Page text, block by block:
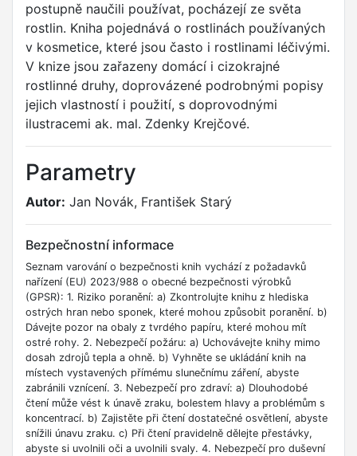
postupně naučili používat, pocházejí ze světa
rostlin. Kniha pojednává o rostlinách používaných
v kosmetice, které jsou často i rostlinami léčivými.
V knize jsou zařazeny domácí i cizokrajné
rostlinné druhy, doprovázené podrobnými popisy
jejich vlastností i použití, s doprovodnými
ilustracemi ak. mal. Zdenky Krejčové.
Parametry
Autor: Jan Novák, František Starý
Bezpečnostní informace
Seznam varování o bezpečnosti knih vychází z požadavků
nařízení (EU) 2023/988 o obecné bezpečnosti výrobků
(GPSR): 1. Riziko poranění: a) Zkontrolujte knihu z hlediska
ostrých hran nebo sponek, které mohou způsobit poranění. b)
Dávejte pozor na obaly z tvrdého papíru, které mohou mít
ostré rohy. 2. Nebezpečí požáru: a) Uchovávejte knihy mimo
dosah zdrojů tepla a ohně. b) Vyhněte se ukládání knih na
místech vystavených přímému slunečnímu záření, abyste
zabránili vznícení. 3. Nebezpečí pro zdraví: a) Dlouhodobé
čtení může vést k únavě zraku, bolestem hlavy a problémům s
koncentrací. b) Zajistěte při čtení dostatečné osvětlení, abyste
snížili únavu zraku. c) Při čtení pravidelně dělejte přestávky,
abyste si uvolnili oči a uvolnili svaly. 4. Nebezpečí pro duševní